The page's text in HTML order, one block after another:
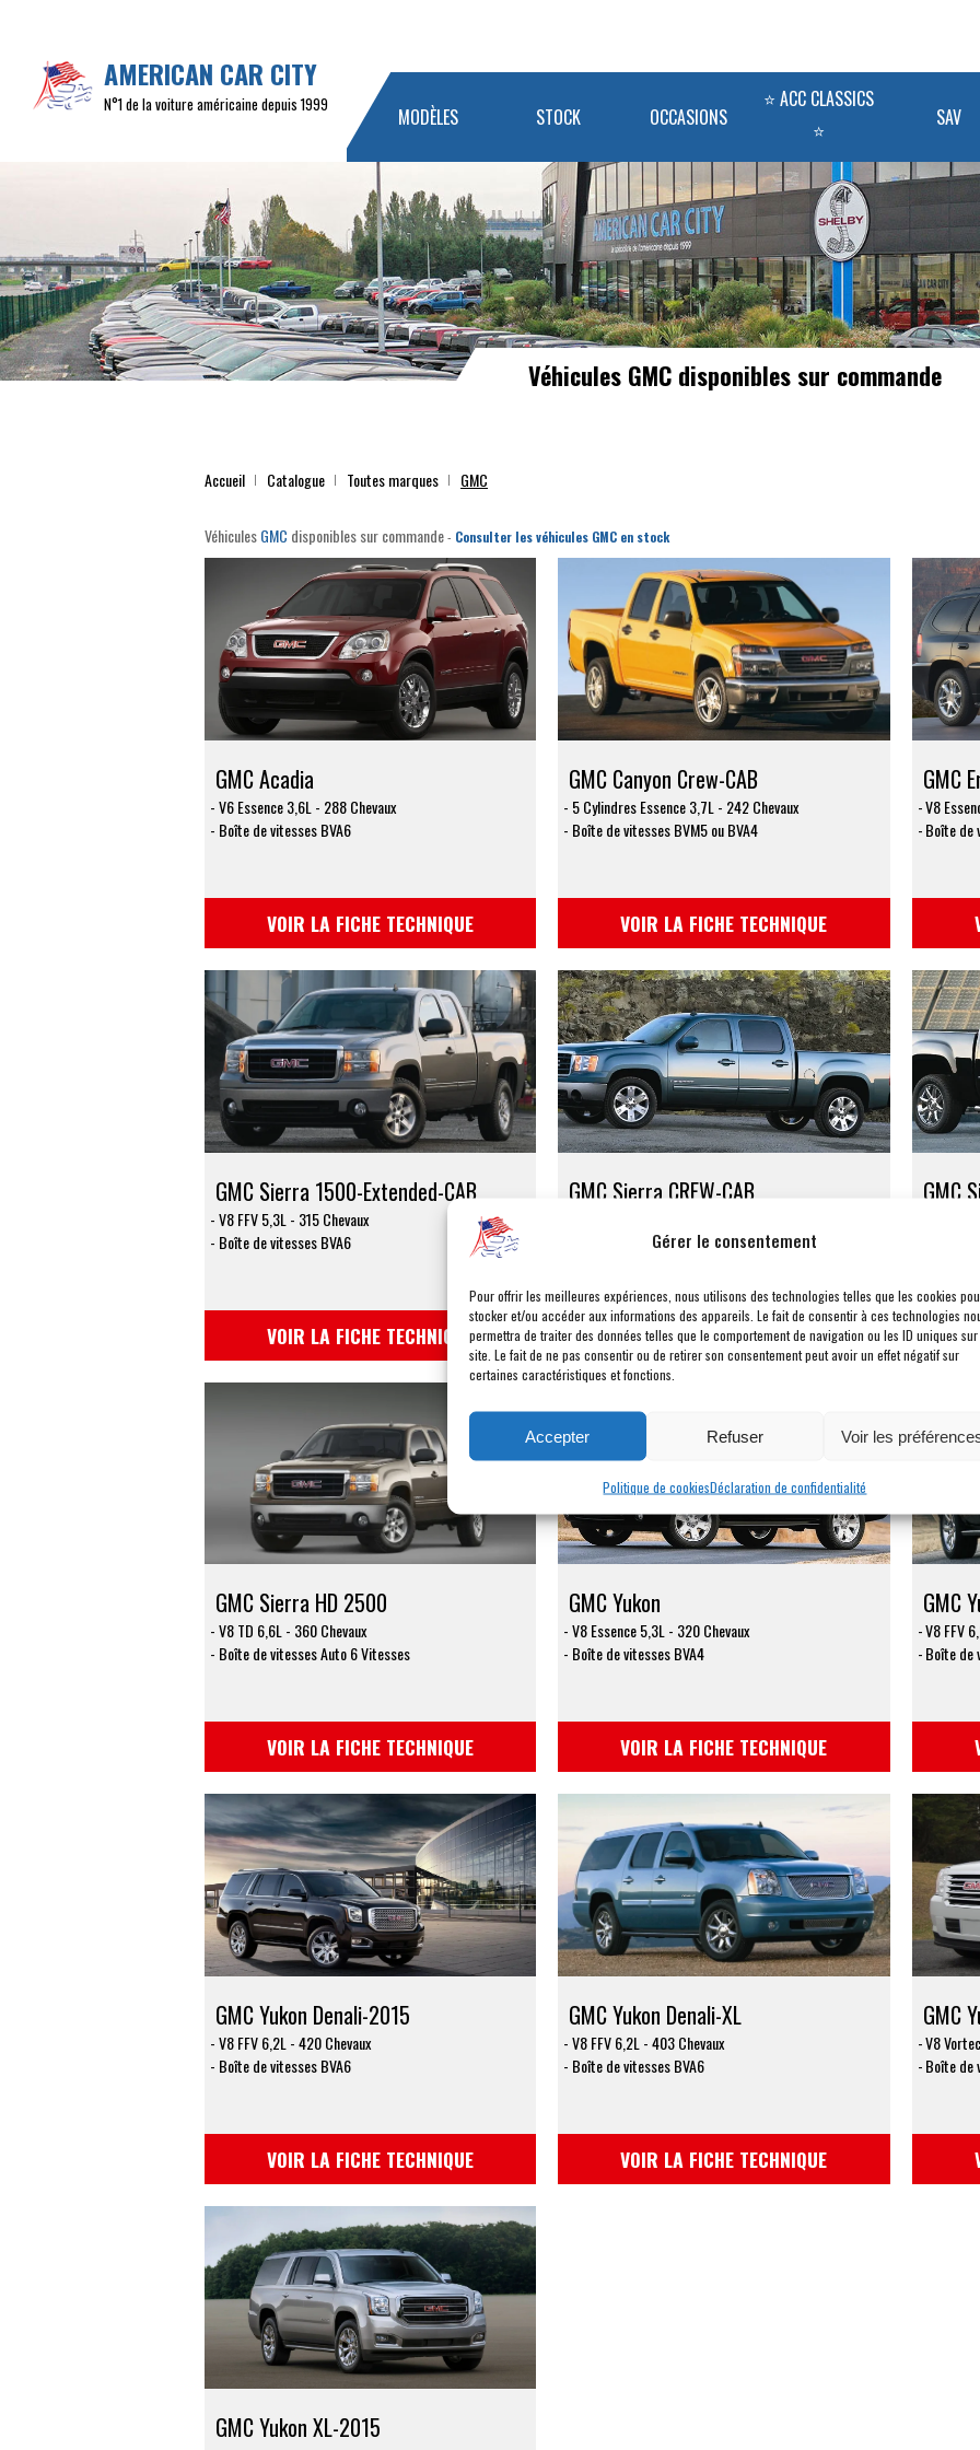
Gérer le consentement
Pour offrir les meilleures expériences, nous utilisons des technologies telles que les cookies
stocker et/ou accéder aux informations des appareils. Le fait de consentir à ces technologies
permettra de traiter des données telles que le comportement de navigation ou les ID uniques
site. Le fait de ne pas consentir ou de retirer son consentement peut avoir un effet négatif sur
certaines caractéristiques et fonctions.
Accepter Refuser Voir les
Politique de cookiesDéclaration de confidentialité
AMERICAN CAR CITY
N°1 de la voiture américaine depuis 1999 MODÈLES STOCK OCCASIONS
⭐ ACC CLASSICS
⭐
SAV
Véhicules GMC disponibles sur commande
Accueil Catalogue Toutes marques GMC
VéhiculesGMC disponibles sur commande- Consulter les véhicules GMC en stock
GMC Acadia
V6 Essence 3,6L - 288 Chevaux
Boîte de vitesses BVA6
VOIR LA FICHE TECHNIQUE
GMC Canyon Crew-CAB
5 Cylindres Essence 3,7L - 242 Chevaux
Boîte de vitesses BVM5 ou BVA4
VOIR LA FICHE TECHNIQUE
GMC
V8
Boîte de
GMC Sierra 1500-Extended-CAB
V8 FFV 5,3L - 315 Chevaux
Boîte de vitesses BVA6
VOIR LA FICHE TECHNIQUE
GMC Sierra CREW-CAB
Boîte de vitesses ba4r
VOIR LA FICHE TECHNIQUE
GMC
V8
Boîte
GMC Sierra HD 2500
V8 TD 6,6L - 360 Chevaux
Boîte de vitesses Auto 6 Vitesses
VOIR LA FICHE TECHNIQUE
GMC Yukon
V8 Essence 5,3L - 320 Chevaux
Boîte de vitesses BVA4
VOIR LA FICHE TECHNIQUE
GMC
V8 FFV
Boîte de
GMC Yukon Denali-2015
V8 FFV 6,2L - 420 Chevaux
Boîte de vitesses BVA6
VOIR LA FICHE TECHNIQUE
GMC Yukon Denali-XL
V8 FFV 6,2L - 403 Chevaux
Boîte de vitesses BVA6
VOIR LA FICHE TECHNIQUE
GMC
V8
Boîte de
GMC Yukon XL-2015